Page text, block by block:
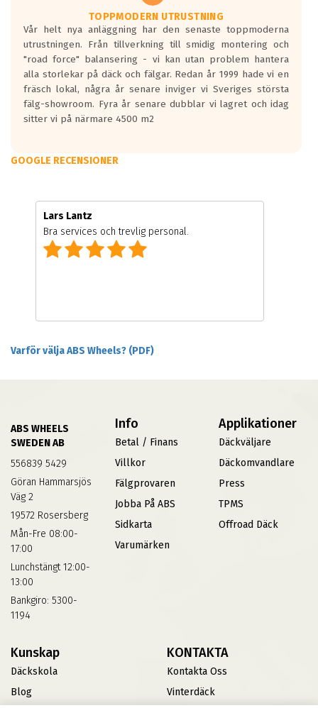
TOPPMODERN UTRUSTNING
Vår helt nya anläggning har den senaste toppmoderna
utrustningen. Från tillverkning till smidig montering och
"road force" balansering - vi kan utan problem hantera
alla storlekar på däck och fälgar. Redan år 1999 hade vi en
fräsch lokal, några år senare inviger vi Sveriges största
fälg-showroom. Fyra år senare dubblar vi lagret och idag
sitter vi på närmare 4500 m2
GOOGLE RECENSIONER
Lars Lantz
Bra services och trevlig personal.
Varför välja ABS Wheels? (PDF)
ABS WHEELS
SWEDEN AB
556839 5429
Göran Hammarsjös
Väg 2
19572 Rosersberg
Mån-Fre 08:00-
17:00
Lunchstängt 12:00-
13:00
Bankgiro: 5300-
1194
Info
Betal / Finans
Villkor
Fälgprovaren
Jobba På ABS
Sidkarta
Varumärken
Applikationer
Däckväljare
Däckomvandlare
Press
TPMS
Offroad Däck
Kunskap
Däckskola
Blog
KONTAKTA
Kontakta Oss
Vinterdäck